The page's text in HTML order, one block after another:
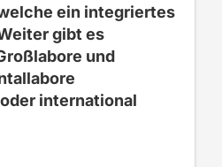
ein integriertes
gibt es
und
international